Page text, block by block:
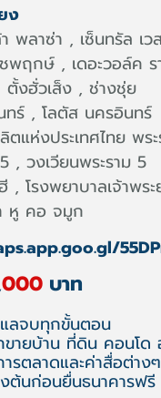
ง
พลาซ่า , เซ็นทรัล เ
ชพฤกษ์ , เดอะวอล์ค
ตั้งฮั่วเส็ง , ช่างชุ่ย
ทร์ , โลตัส นครอินทร์
ตแห่งประเทศไทย พร
, วงเวียนพระราม 5
, โรงพยาบาลเจ้าพระ
หู คอ จมูก
000 บาท
ลจบทุกขั้นตอน
ายบ้าน ที่ดิน คอนโด
ตลาดและค่าสื่อต่าง
งต้นก่อนยื่นธนาคารฟรี